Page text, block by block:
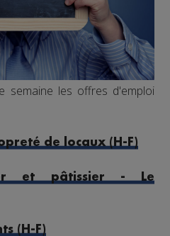
semaine les offres d'emploi
de locaux (H-F)
et pâtissier - Le
(H-F)